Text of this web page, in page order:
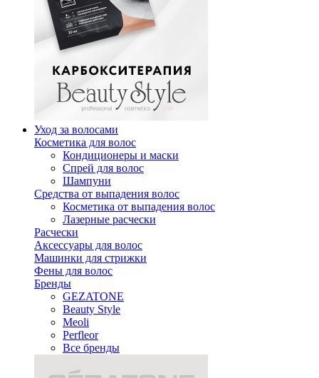
Уход за волосами
Косметика для волос
Кондиционеры и маски
Спрей для волос
Шампуни
Средства от выпадения волос
Косметика от выпадения волос
Лазерные расчески
Расчески
Аксессуары для волос
Машинки для стрижки
Фены для волос
Бренды
GEZATONE
Beauty Style
Meoli
Perfleor
Все бренды